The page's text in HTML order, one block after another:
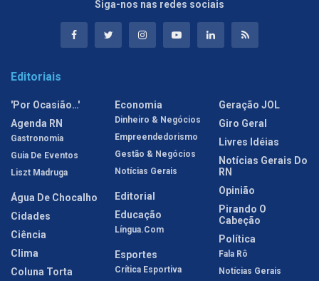
Siga-nos nas redes sociais
Editoriais
'Por Ocasião…'
Agenda RN
Gastronomia
Guia De Eventos
Liszt Madruga
Água De Chocalho
Cidades
Ciência
Clima
Coluna Torta
Economia
Dinheiro & Negócios
Empreendedorismo
Gestão & Negócios
Notícias Gerais
Editorial
Educação
Língua.com
Esportes
Crítica Esportiva
Geração JOL
Giro Geral
Livres Idéias
Notícias Gerais Do
RN
Opinião
Pirando O
Cabeção
Política
Fala Rô
Notícias Gerais